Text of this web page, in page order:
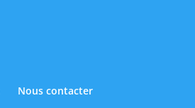
Nous contacter